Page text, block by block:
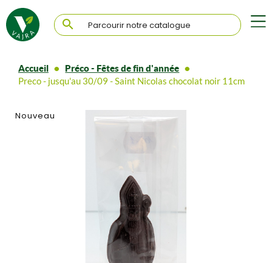

Accueil
Préco - Fêtes de fin d'année
Preco - jusqu'au 30/09 - Saint Nicolas chocolat noir 11cm
Nouveau